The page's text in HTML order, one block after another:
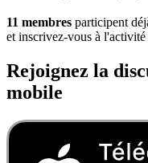
11 membres participent
et inscrivez-vous à
Rejoignez la
mobile